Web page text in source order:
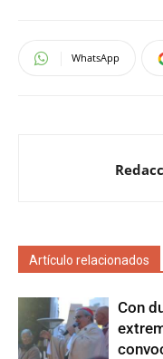
WhatsApp
Artículo relacionados
Con